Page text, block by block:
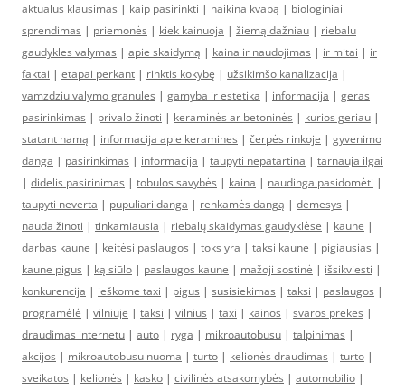
aktualus klausimas | kaip pasirinkti | naikina kvapą | biologiniai
sprendimas | priemonės | kiek kainuoja | žiemą dažniau | riebalu
gaudykles valymas | apie skaidymą | kaina ir naudojimas | ir mitai | ir
faktai | etapai perkant | rinktis kokybę | užsikimšo kanalizacija |
vamzdziu valymo granules | gamyba ir estetika | informacija | geras
pasirinkimas | privalo žinoti | keraminės ar betoninės | kurios geriau |
statant namą | informacija apie keramines | čerpės rinkoje | gyvenimo
danga | pasirinkimas | informacija | taupyti nepatartina | tarnauja ilgai
| didelis pasirinimas | tobulos savybės | kaina | naudinga pasidomėti |
taupyti neverta | pupuliari danga | renkamės dangą | dėmesys |
nauda žinoti | tinkamiausia | riebalų skaidymas gaudyklėse | kaune |
darbas kaune | keitėsi paslaugos | toks yra | taksi kaune | pigiausias |
kaune pigus | ką siūlo | paslaugos kaune | mažoji sostinė | išsikviesti |
konkurencija | ieškome taxi | pigus | susisiekimas | taksi | paslaugos |
programėlė | vilniuje | taksi | vilnius | taxi | kainos | svaros prekes |
draudimas internetu | auto | ryga | mikroautobusu | talpinimas |
akcijos | mikroautobusu nuoma | turto | kelionės draudimas | turto |
sveikatos | kelionės | kasko | civilinės atsakomybės | automobilio |